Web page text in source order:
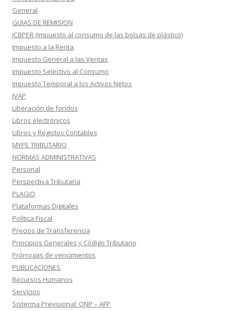
General
GUIAS DE REMISION
ICBPER (Impuesto al consumo de las bolsas de plástico)
Impuesto a la Renta
Impuesto General a las Ventas
Impuesto Selectivo al Consumo
Impuesto Temporal a los Activos Netos
IVAP
Liberación de fondos
Libros electrónicos
Libros y Registos Contables
MYPE TRIBUTARIO
NORMAS ADMINISTRATIVAS
Personal
Perspectiva Tributaria
PLAGIO
Plataformas Digitales
Política Fiscal
Precios de Transferencia
Principios Generales y Código Tributario
Prórrogas de vencimientos
PUBLICACIONES
Recursos Humanos
Servicios
Sisterma Previsional: ONP – AFP